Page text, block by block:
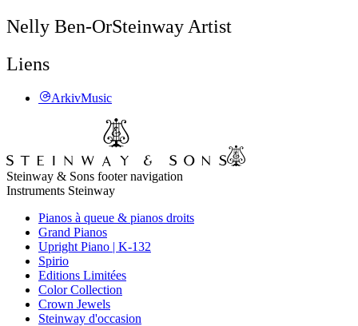
Nelly Ben-OrSteinway Artist
Liens
ArkivMusic
Steinway & Sons footer navigation
Instruments Steinway
Pianos à queue & pianos droits
Grand Pianos
Upright Piano | K-132
Spirio
Editions Limitées
Color Collection
Crown Jewels
Steinway d'occasion